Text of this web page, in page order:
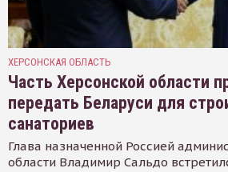
ХЕРСОНСКАЯ ОБЛАСТЬ
Часть Херсонской области
передать Беларуси для
санаториев
Глава назначенной Россией
области Владимир Сальдо